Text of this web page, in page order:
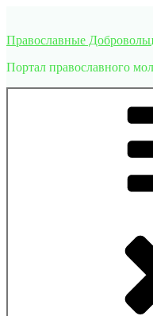
содержимому
Православные
Портал православного